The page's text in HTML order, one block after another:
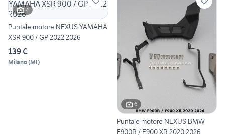
4
Puntale motore NEXUS YAMAHA
XSR 900 / GP 2022 2026
139 €
Milano(MI)
6
Puntale motore NEXUS BMW
F900R / F900 XR 2020 2026